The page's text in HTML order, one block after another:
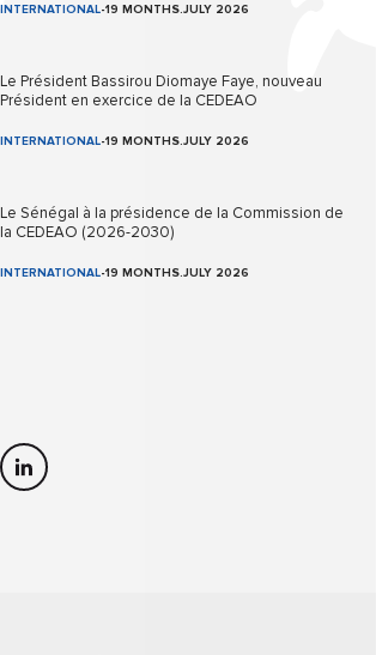
INTERNATIONAL-19 MONTHS.JULY 2026
Le Président Bassirou Diomaye Faye, nouveau
Président en exercice de la CEDEAO
INTERNATIONAL-19 MONTHS.JULY 2026
Le Sénégal à la présidence de la Commission de
la CEDEAO (2026-2030)
INTERNATIONAL-19 MONTHS.JULY 2026